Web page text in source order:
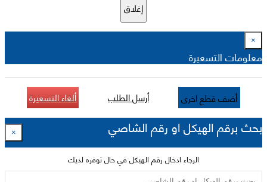
إغلاق
×
معلومات التسعيرة
أضف قطع اخرى أرسل الطلب ألغاء التسعيرة
بحث برقم الهيكل او رقم الشاصي ×
الرجاء ادخال رقم الهيكل في حال توفره لديك